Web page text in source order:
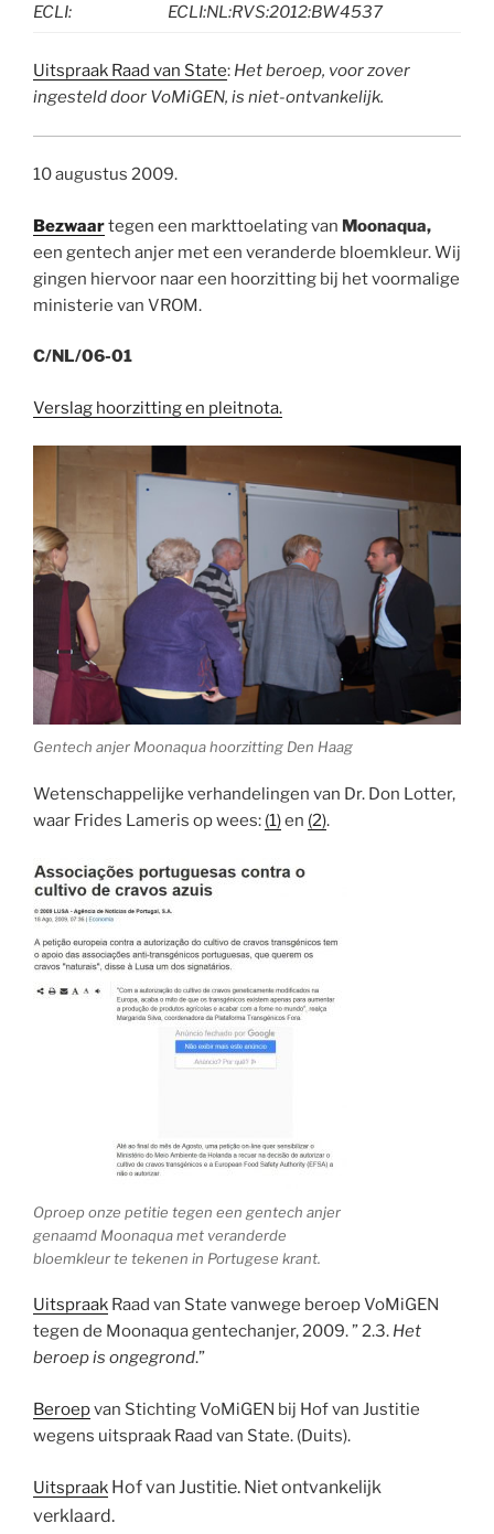
ECLI: ECLI:NL:RVS:2012:BW4537
Uitspraak Raad van State: Het beroep, voor zover
ingesteld door VoMiGEN, is niet-ontvankelijk.
10 augustus 2009.
Bezwaartegen een markttoelating van Moonaqua,
een gentech anjer met een veranderde bloemkleur. Wij
gingen hiervoor naar een hoorzitting bij het voormalige
ministerie van VROM.
C/NL/06-01
Verslag hoorzitting en pleitnota.
Gentech anjer Moonaqua hoorzitting Den Haag
Wetenschappelijke verhandelingen van Dr. Don Lotter,
waar Frides Lameris op wees: (1)en (2).
Oproep onze petitie tegen een gentech anjer
genaamd Moonaqua met veranderde
bloemkleur te tekenen in Portugese krant.
Uitspraak Raad van State vanwege beroep VoMiGEN
tegen de Moonaqua gentechanjer, 2009. ” 2.3. Het
beroep is ongegrond.”
Beroepvan Stichting VoMiGEN bij Hof van Justitie
wegens uitspraak Raad van State. (Duits).
Uitspraak Hof van Justitie. Niet ontvankelijk
verklaard.